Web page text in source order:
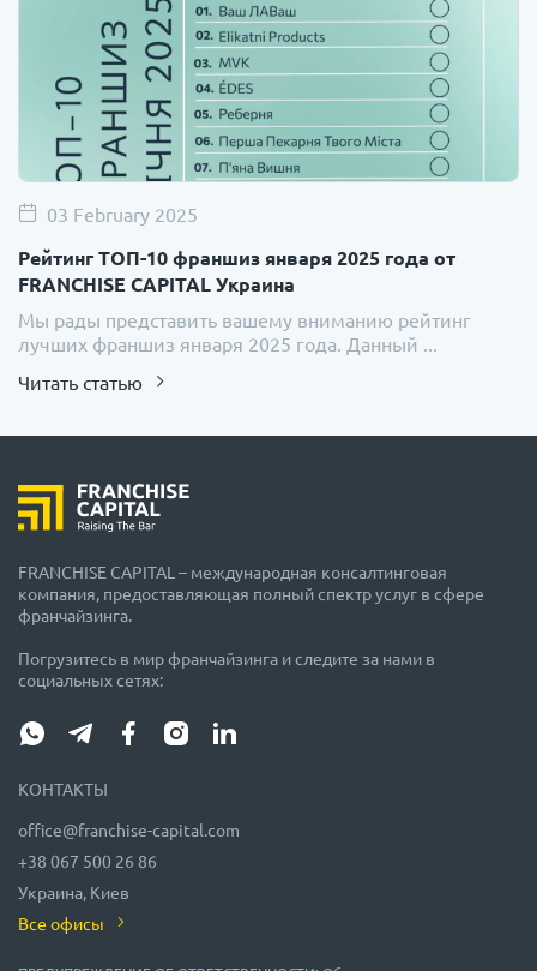
03 February 2025
Рейтинг ТОП-10 франшиз января 2025 года от
FRANCHISE CAPITAL Украина
Мы рады представить вашему вниманию рейтинг
лучших франшиз января 2025 года. Данный ...
Читать статью
FRANCHISE CAPITAL – международная консалтинговая
компания, предоставляющая полный спектр услуг в сфере
франчайзинга.
Погрузитесь в мир франчайзинга и следите за нами в
социальных сетях:
КОНТАКТЫ
office@franchise-capital.com
+38 067 500 26 86
Украина, Киев
Все офисы